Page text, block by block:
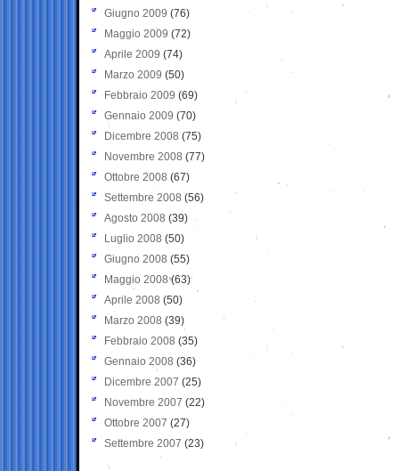
Giugno 2009 (76)
Maggio 2009 (72)
Aprile 2009 (74)
Marzo 2009 (50)
Febbraio 2009 (69)
Gennaio 2009 (70)
Dicembre 2008 (75)
Novembre 2008 (77)
Ottobre 2008 (67)
Settembre 2008 (56)
Agosto 2008 (39)
Luglio 2008 (50)
Giugno 2008 (55)
Maggio 2008(63)
Aprile 2008 (50)
Marzo 2008 (39)
Febbraio 2008 (35)
Gennaio 2008 (36)
Dicembre 2007 (25)
Novembre 2007 (22)
Ottobre 2007 (27)
Settembre 2007 (23)